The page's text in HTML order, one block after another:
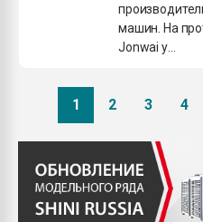
машин. На
Jonwai у...
1 2 3 4